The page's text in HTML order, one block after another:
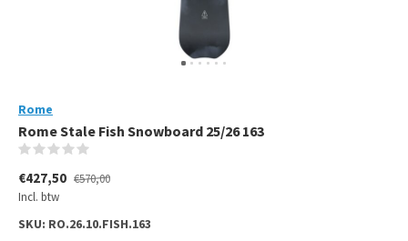
Rome
Rome Stale Fish Snowboard 25/26 163
€427,50 €570,00
Incl. btw
SKU: RO.26.10.FISH.163